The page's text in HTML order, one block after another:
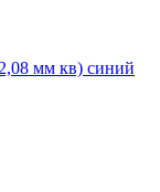
мм кв) синий